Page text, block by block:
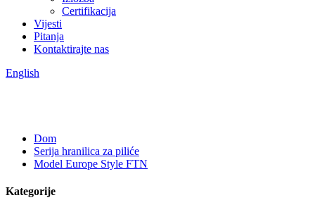
Certifikacija
Vijesti
Pitanja
Kontaktirajte nas
English
Dom
Serija hranilica za piliće
Model Europe Style FTN
Kategorije